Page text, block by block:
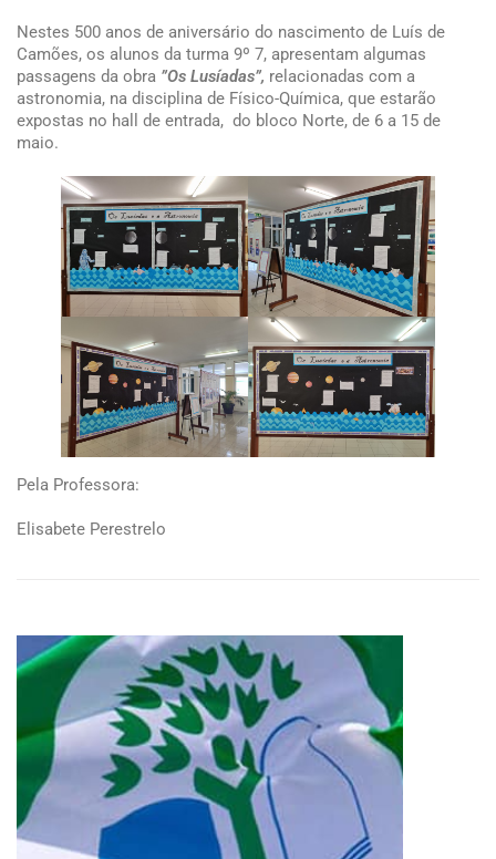
Nestes 500 anos de aniversário do nascimento de Luís de
Camões, os alunos da turma 9º 7, apresentam algumas
passagens da obra ”Os Lusíadas”, relacionadas com a
astronomia, na disciplina de Físico-Química, que estarão
expostas no hall de entrada, do bloco Norte, de 6 a 15 de
maio.
Pela Professora:
Elisabete Perestrelo